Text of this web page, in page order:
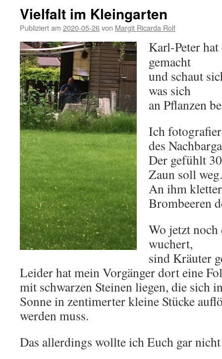
Vielfalt im Kleingarten
Publiziert am 2020-05-26von Margit Ricarda Rolf
Karl-Peter
gemacht
und schaut
was sich
an Pflanzen
Ich
des
Der gefühlt
Zaun soll weg.
An ihm
Brombeeren
Wo jetzt
wuchert,
sind Kräuter
Leider hat mein Vorgänger dort eine
mit schwarzen Steinen liegen, die sich
Sonne in zentimerter kleine Stücke
werden muss.
Das allerdings wollte ich Euch gar